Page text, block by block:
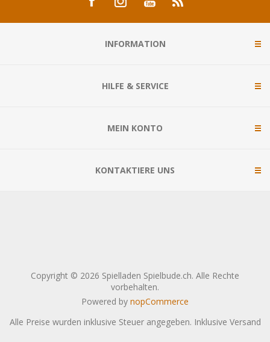
INFORMATION
HILFE & SERVICE
MEIN KONTO
KONTAKTIERE UNS
Copyright © 2026 Spielladen Spielbude.ch. Alle Rechte
vorbehalten.
Powered by nopCommerce
Alle Preise wurden inklusive Steuer angegeben. Inklusive Versand